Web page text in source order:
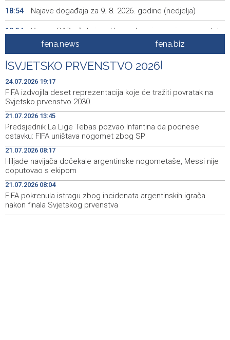
18:54 Najave događaja za 9. 8. 2026. godine (nedjelja)
18:34
Vance: SAD očekuje od Irana da osigura siguran protok
nafte kroz Hormuški moreuz
18:21
Iranski šef sigurnosti: Hormuški moreuz će ostati
zatvoren dok SAD ne ispuni zahtjeve Teherana
18:09
Iran 'vrlo blizu' dogovora s Omanom o novoj Hormuškoj
brodskoj ruti
18:05
Koncertom Marije Šerifović večeras se zatvara
manifestacija 'Dani dijaspore Travnik 2026'
17:26
Kod mosta Brčko - Gunja pronađene kosti, vještaci
sudske medicine utvrđuju porijeklo
17:15
'Pekijada' u Varešu okupila 37 ekipa iz četiri države
regiona
fena.news fena.biz
SVJETSKO PRVENSTVO 2026
24.07.2026 19:17
FIFA izdvojila deset reprezentacija koje će tražiti povratak na
Svjetsko prvenstvo 2030.
21.07.2026 13:45
Predsjednik La Lige Tebas pozvao Infantina da podnese
ostavku: FIFA uništava nogomet zbog SP
21.07.2026 08:17
Hiljade navijača dočekale argentinske nogometaše, Messi nije
doputovao s ekipom
21.07.2026 08:04
FIFA pokrenula istragu zbog incidenata argentinskih igrača
nakon finala Svjetskog prvenstva